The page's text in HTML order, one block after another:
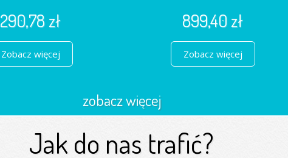
290,78 zł
Zobacz więcej
899,40 zł
Zobacz więcej
zobacz więcej
Jak do nas trafić?